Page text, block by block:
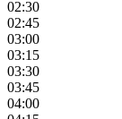
02:30
02:45
03:00
03:15
03:30
03:45
04:00